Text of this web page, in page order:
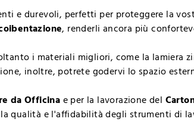
e durevoli, perfetti per proteggere la
, renderli ancora più
i materiali migliori, come la lamiera
inoltre, potrete godervi lo spazio
da Officinae per la lavorazione del
qualità e l'affidabilità degli strumenti di